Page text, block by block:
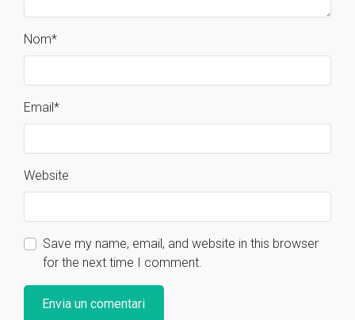
Nom*
Email*
Website
Save my name, email, and website in this browser
for the next time I comment.